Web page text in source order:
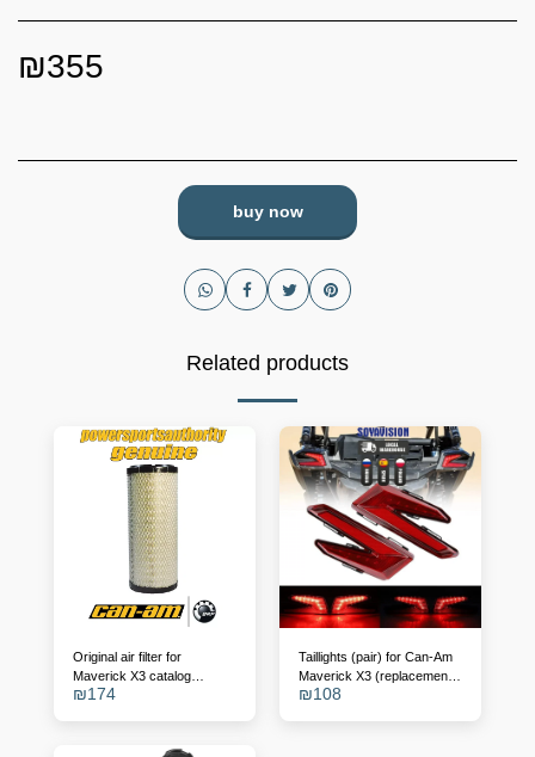
₪355
buy now
Related products
Original air filter for
Maverick X3 catalog
number - 715900422
₪174
Taillights (pair) for Can-Am
Maverick X3 (replacement
for OEM 710004743/4)
₪108